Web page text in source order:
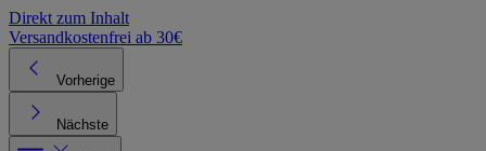
Direkt zum Inhalt
Versandkostenfrei ab 30€
Vorherige
Nächste